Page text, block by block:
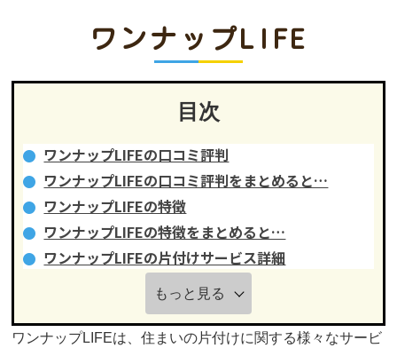
ワンナップLIFE
目次
ワンナップLIFEの口コミ評判
ワンナップLIFEの口コミ評判をまとめると…
ワンナップLIFEの特徴
ワンナップLIFEの特徴をまとめると…
ワンナップLIFEの片付けサービス詳細
もっと見る
ワンナップLIFEは、住まいの片付けに関する様々なサービ